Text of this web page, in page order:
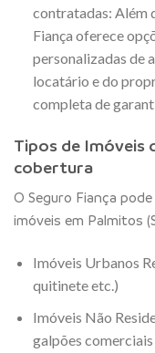
contratadas: Além
Fiança oferece
personalizadas de
locatário e do
completa de
Tipos de Imóveis
cobertura
O Seguro Fiança
imóveis em Palmitos
Imóveis Urbanos
quitinete etc.)
Imóveis Não
galpões comerciais